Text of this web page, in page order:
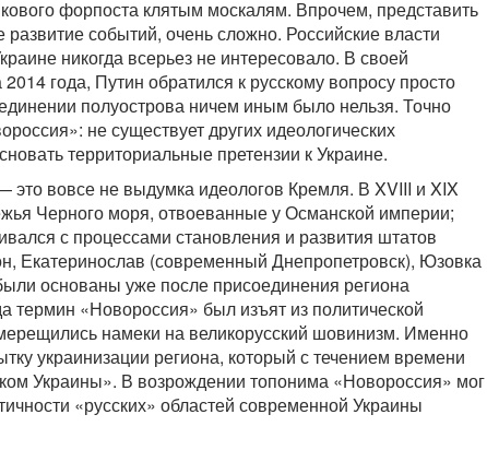
форпоста клятым москалям. Впрочем, представить
событий, очень сложно. Российские власти
никогда всерьез не интересовало. В своей
года, Путин обратился к русскому вопросу просто
полуострова ничем иным было нельзя. Точно
не существует других идеологических
территориальные претензии к Украине.
это вовсе не выдумка идеологов Кремля. В XVIII и XIX
Черного моря, отвоеванные у Османской империи;
с процессами становления и развития штатов
Екатеринослав (современный Днепропетровск), Юзовка
основаны уже после присоединения региона
термин «Новороссия» был изъят из политической
намеки на великорусский шовинизм. Именно
украинизации региона, который с течением времени
Украины». В возрождении топонима «Новороссия» мог
«русских» областей современной Украины